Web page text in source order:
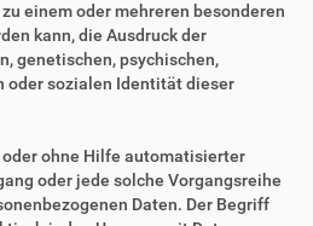
einem oder mehreren besonderen
kann, die Ausdruck der
genetischen, psychischen,
sozialen Identität dieser
ohne Hilfe automatisierter
oder jede solche Vorgangsreihe
Daten. Der Begriff